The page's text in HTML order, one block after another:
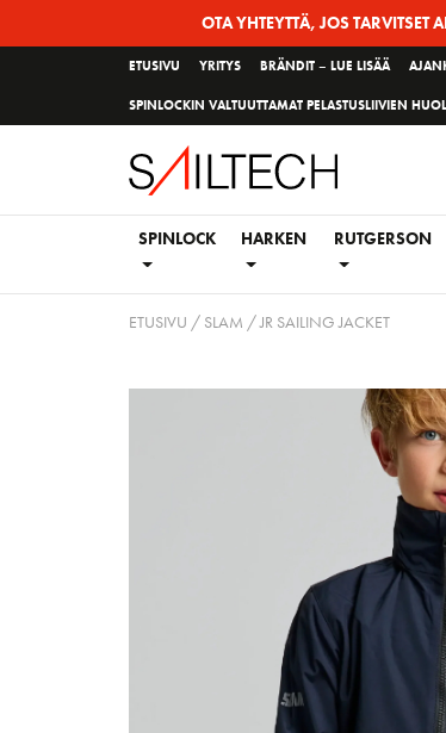
OTA YHTEYTTÄ, JOS
ETUSIVU YRITYS BRÄNDIT – LUE LISÄÄ
SPINLOCKIN VALTUUTTAMAT PELASTUSLIIVIEN
SPINLOCK HARKEN RUTGERSON
ETUSIVU / SLAM / JR SAILING JACKET